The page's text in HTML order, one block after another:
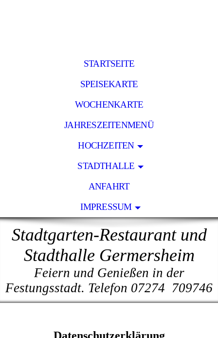
STARTSEITE
SPEISEKARTE
WOCHENKARTE
JAHRESZEITENMENÜ
HOCHZEITEN
STADTHALLE
ANFAHRT
IMPRESSUM
Stadtgarten-Restaurant und
Stadthalle Germersheim
Feiern und Genießen in der
Festungsstadt. Telefon 07274 709746